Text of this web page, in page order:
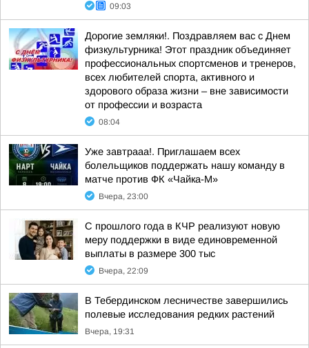
09:03
Дорогие земляки!. Поздравляем вас с Днем
физкультурника! Этот праздник объединяет
профессиональных спортсменов и тренеров,
всех любителей спорта, активного и
здорового образа жизни – вне зависимости
от профессии и возраста
08:04
Уже завтрааа!. Приглашаем всех
болельщиков поддержать нашу команду в
матче против ФК «Чайка-М»
Вчера, 23:00
С прошлого года в КЧР реализуют новую
меру поддержки в виде единовременной
выплаты в размере 300 тыс
Вчера, 22:09
В Тебердинском лесничестве завершились
полевые исследования редких растений
Вчера, 19:31